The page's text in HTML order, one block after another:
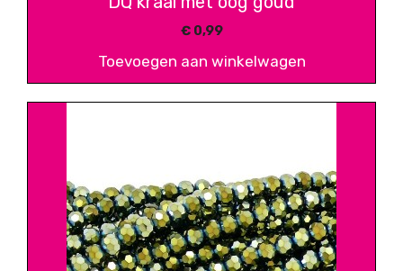
€0,99
Toevoegen aan winkelwagen